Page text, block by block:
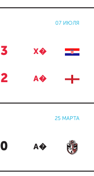
07 ИЮЛЯ
3 Х�
2 А�
25 МАРТА
0 А�